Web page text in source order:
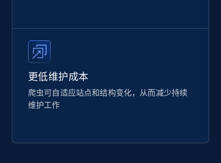
更低维护成本
爬虫可自适应站点和结构变化，从而减少持续
维护工作